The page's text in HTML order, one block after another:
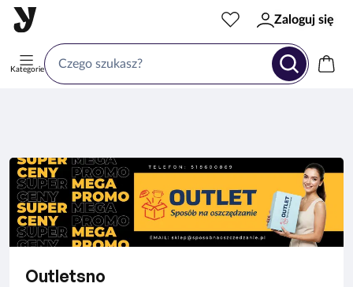
Kategorie
Zaloguj się
Outletsno